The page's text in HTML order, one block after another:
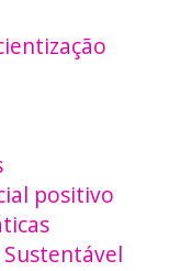
positivo